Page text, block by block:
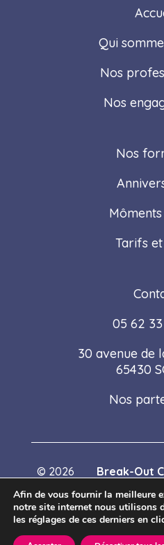
Qui
Nos
Nos
Nos
Tarifs
05 62
30 avenue de
65430
Nos
© 2026 Break-Out
communication
Mentions légales|
Afin de vous fournir la meilleure
notre site internet nous utilisons
les réglages de ces derniers en